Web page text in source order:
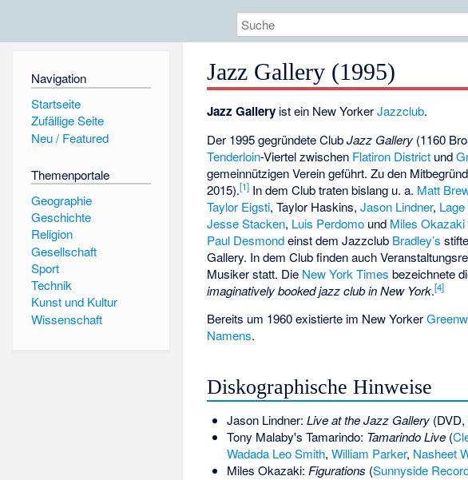
Navigation
Startseite
Zufällige Seite
Neu / Featured
Themenportale
Geographie
Geschichte
Religion
Gesellschaft
Sport
Technik
Kunst und Kultur
Wissenschaft
Jazz Gallery (1995)
Jazz Gallery ist ein New YorkerJazzclub.
Der 1995 gegründete ClubJazz Gallery (1160
Tenderloin-Viertel zwischen Flatiron District und
gemeinnützigen Verein geführt. Zu den
2015).[1] In dem Club traten bislang u. a. Matt
Taylor Eigsti,Taylor Haskins,Jason Lindner,
Jesse Stacken, Luis Perdomo und Miles Okazaki
Paul Desmondeinst dem Jazzclub Bradley’s
Gallery. In dem Club finden auch
Musiker statt. Die New York Times bezeichnete
imaginatively booked jazz club in New York.[4]
Bereits um 1960 existierte im New Yorker
Namens.
Diskographische Hinweise
Jason Lindner: Live at the Jazz Gallery(DVD,
Tony Malaby's Tamarindo: Tamarindo Live(
Wadada Leo Smith, William Parker, Nasheet
Miles Okazaki: Figurations (Sunnyside